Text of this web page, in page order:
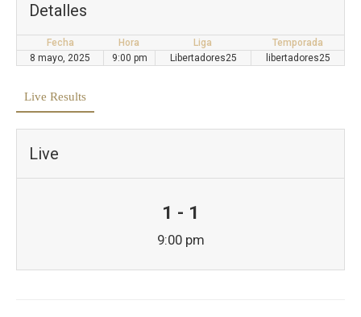
Detalles
Fecha Hora Liga
Temporada
8 mayo, 2025
9:00 pm Libertadores25 libertadores25
Live Results
Live
1 - 1
9:00 pm